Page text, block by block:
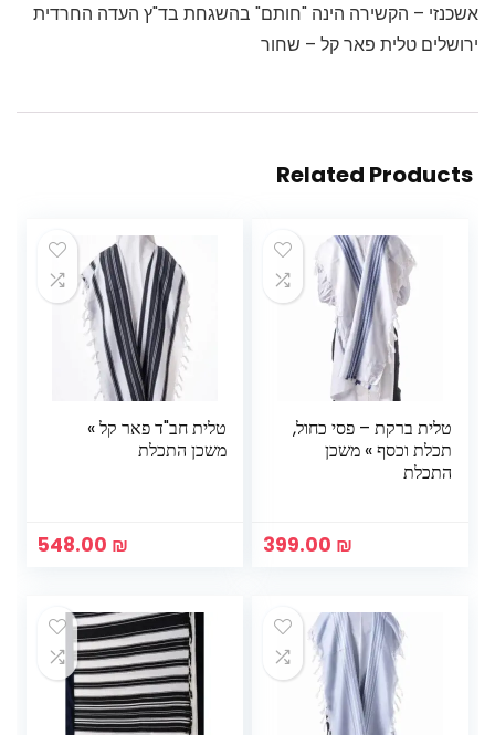
אשכנזי – הקשירה הינה "חותם" בהשגחת בד"ץ העדה החרדית
ירושלים טלית פאר קל – שחור
Related Products
טלית ברקת – פסי כחול,
תכלת וכסף » משכן
התכלת
399.00 ₪
טלית חב"ד פאר קל »
משכן התכלת
548.00 ₪